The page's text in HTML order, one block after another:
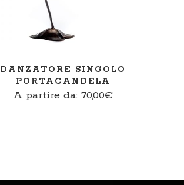
DANZATORE SINGOLO
PORTACANDELA
A partire da: 70,00€